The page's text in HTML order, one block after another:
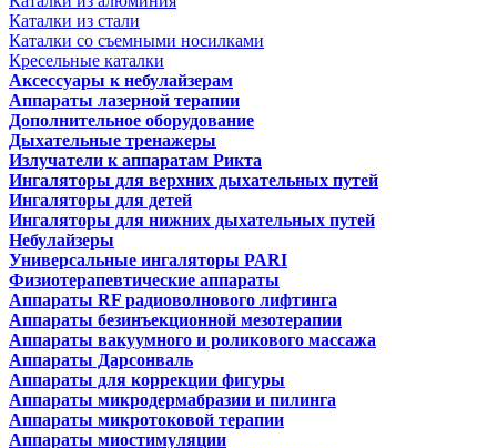
Каталки из стали
Каталки со съемными носилками
Кресельные каталки
Аксессуары к небулайзерам
Аппараты лазерной терапии
Дополнительное оборудование
Дыхательные тренажеры
Излучатели к аппаратам Рикта
Ингаляторы для верхних дыхательных путей
Ингаляторы для детей
Ингаляторы для нижних дыхательных путей
Небулайзеры
Универсальные ингаляторы PARI
Физиотерапевтические аппараты
Аппараты RF радиоволнового лифтинга
Аппараты безинъекционной мезотерапии
Аппараты вакуумного и роликового массажа
Аппараты Дарсонваль
Аппараты для коррекции фигуры
Аппараты микродермабразии и пилинга
Аппараты микротоковой терапии
Аппараты миостимуляции